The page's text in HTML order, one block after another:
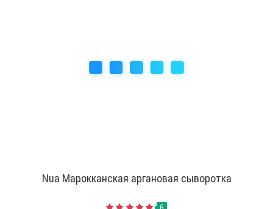
Nua Марокканская аргановая сыворотка